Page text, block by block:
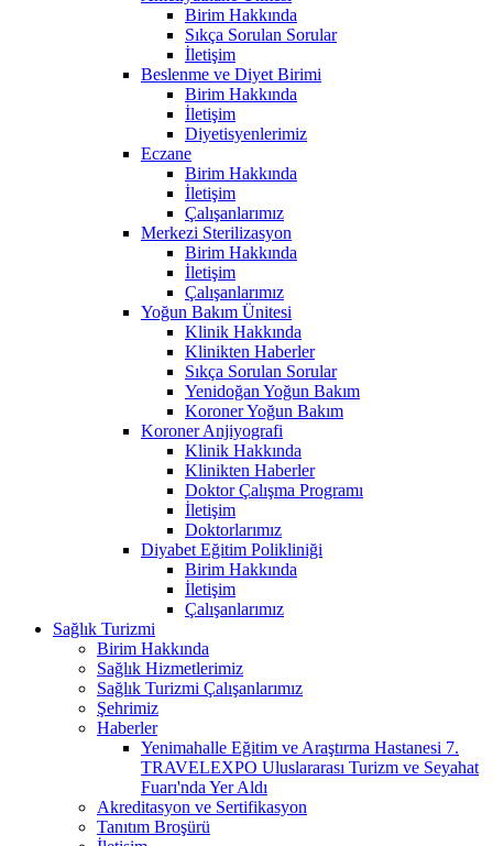
Birim Hakkında
Sıkça Sorulan Sorular
İletişim
Beslenme ve Diyet Birimi
Birim Hakkında
İletişim
Diyetisyenlerimiz
Eczane
Birim Hakkında
İletişim
Çalışanlarımız
Merkezi Sterilizasyon
Birim Hakkında
İletişim
Çalışanlarımız
Yoğun Bakım Ünitesi
Klinik Hakkında
Klinikten Haberler
Sıkça Sorulan Sorular
Yenidoğan Yoğun Bakım
Koroner Yoğun Bakım
Koroner Anjiyografi
Klinik Hakkında
Klinikten Haberler
Doktor Çalışma Programı
İletişim
Doktorlarımız
Diyabet Eğitim Polikliniği
Birim Hakkında
İletişim
Çalışanlarımız
Sağlık Turizmi
Birim Hakkında
Sağlık Hizmetlerimiz
Sağlık Turizmi Çalışanlarımız
Şehrimiz
Haberler
Yenimahalle Eğitim ve Araştırma Hastanesi 7.
TRAVELEXPO Uluslararası Turizm ve Seyahat
Fuarı'nda Yer Aldı
Akreditasyon ve Sertifikasyon
Tanıtım Broşürü